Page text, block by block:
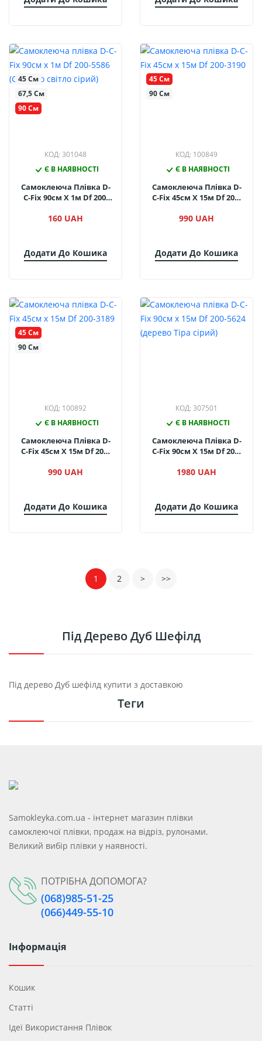
45 См
67,5 См
90 См
КОД: 301048
Є В НАЯВНОСТІ
Самоклеюча Плівка D-
C-Fix 90см Х 1м Df 200-
Сірий)
160 UAH
Додати До Кошика
45 См
90 См
КОД: 100849
Є В НАЯВНОСТІ
Самоклеюча Плівка D-
C-Fix 45см Х 15м Df 200-
990 UAH
Додати До Кошика
45 См
90 См
КОД: 100892
Є В НАЯВНОСТІ
Самоклеюча Плівка D-
C-Fix 45см Х 15м Df 200-
990 UAH
Додати До Кошика
КОД: 307501
Є В НАЯВНОСТІ
Самоклеюча Плівка D-
C-Fix 90см Х 15м Df 200-
1980 UAH
Додати До Кошика
1 2 > >>
Під Дерево Дуб Шефілд
Під дерево Дуб шефілд купити з доставкою
Теги
Samokleyka.com.ua - інтернет магазин плівки
самоклеючої плівки, продаж на відріз, рулонами.
Великий вибір плівки у наявності.
ПОТРІБНА ДОПОМОГА?
(068)985-51-25
(066)449-55-10
Інформація
Кошик
Статті
Ідеї ​​використання Плівок